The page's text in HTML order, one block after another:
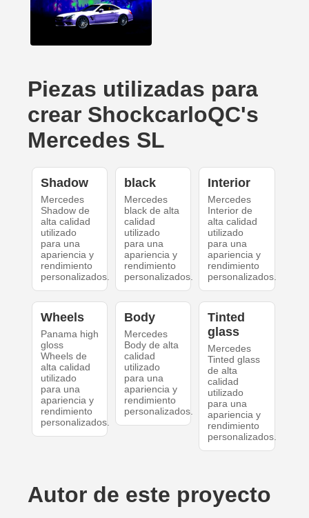
Piezas utilizadas para
crear ShockcarloQC's
Mercedes SL
Shadow
Mercedes
Shadow de
alta calidad
utilizado
para una
apariencia y
rendimiento
personalizados.
black
Mercedes
black de alta
calidad
utilizado
para una
apariencia y
rendimiento
personalizados.
Interior
Mercedes
Interior de
alta calidad
utilizado
para una
apariencia y
rendimiento
personalizados.
Wheels
Panama high
gloss
Wheels de
alta calidad
utilizado
para una
apariencia y
rendimiento
personalizados.
Body
Mercedes
Body de alta
calidad
utilizado
para una
apariencia y
rendimiento
personalizados.
Tinted
glass
Mercedes
Tinted glass
de alta
calidad
utilizado
para una
apariencia y
rendimiento
personalizados.
Autor de este proyecto